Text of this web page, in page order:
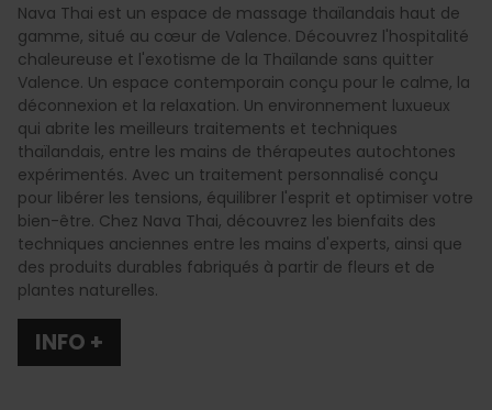
Nava Thai est un espace de massage thaïlandais haut de
gamme, situé au cœur de Valence. Découvrez l'hospitalité
chaleureuse et l'exotisme de la Thaïlande sans quitter
Valence. Un espace contemporain conçu pour le calme, la
déconnexion et la relaxation. Un environnement luxueux
qui abrite les meilleurs traitements et techniques
thaïlandais, entre les mains de thérapeutes autochtones
expérimentés. Avec un traitement personnalisé conçu
pour libérer les tensions, équilibrer l'esprit et optimiser votre
bien-être. Chez Nava Thai, découvrez les bienfaits des
techniques anciennes entre les mains d'experts, ainsi que
des produits durables fabriqués à partir de fleurs et de
plantes naturelles.
INFO +